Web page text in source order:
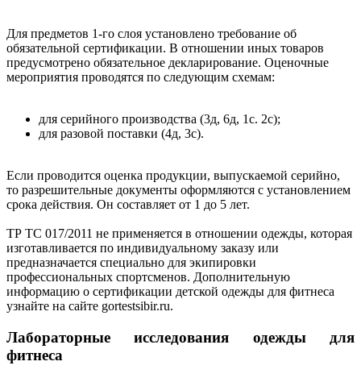
Для предметов 1-го слоя установлено требование об
обязательной сертификации. В отношении иных товаров
предусмотрено обязательное декларирование. Оценочные
мероприятия проводятся по следующим схемам:
для серийного производства (3д, 6д, 1с. 2с);
для разовой поставки (4д, 3с).
Если проводится оценка продукции, выпускаемой серийно,
то разрешительные документы оформляются с установлением
срока действия. Он составляет от 1 до 5 лет.
ТР ТС 017/2011 не применяется в отношении одежды, которая
изготавливается по индивидуальному заказу или
предназначается специально для экипировки
профессиональных спортсменов. Дополнительную
информацию о сертификации детской одежды для фитнеса
узнайте на сайте gortestsibir.ru.
Лабораторные исследования одежды для
фитнеса